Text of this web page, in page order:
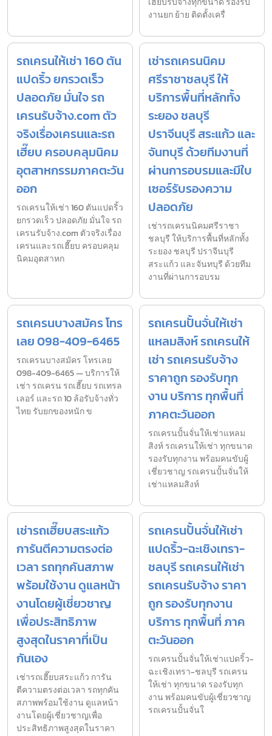
งานยก ย้าย ติดตั้งเครื่
รถเครนให้เช่า 160 ตัน
แปดริ้ว ยกรวดเร็ว
ปลอดภัย มั่นใจ รถ
เครนรับจ้าง.com ตัว
จริงเรื่องเครนและรถ
เฮี๊ยบ ครอบคลุมนิคม
อุตสาหกรรมภาคตะวัน
ออก
รถเครนให้เช่า 160 ตันแปดริ้ว
ยกรวดเร็ว ปลอดภัย มั่นใจ รถ
เครนรับจ้าง.com ตัวจริงเรื่อง
เครนและรถเฮี๊ยบ ครอบคลุม
นิคมอุตสาหก
เช่ารถเครนนิคม
ศรีราชาชลบุรี ให้
บริการพื้นที่หลักทั้ง
ระยอง ชลบุรี
ปราจีนบุรี สระแก้ว และ
จันทบุรี ด้วยทีมงานที่
ผ่านการอบรมและมีใบ
เซอร์รับรองความ
ปลอดภัย
เช่ารถเครนนิคมศรีราชา
ชลบุรี ให้บริการพื้นที่หลักทั้ง
ระยอง ชลบุรี ปราจีนบุรี
สระแก้ว และจันทบุรี ด้วยทีม
งานที่ผ่านการอบรม
รถเครนบางสมัคร โทร
เลย 098-409-6465
รถเครนบางสมัคร โทรเลย
098-409-6465 — บริการให้
เช่า รถเครน รถเฮี๊ยบ รถเทรล
เลอร์ และรถ 10 ล้อรับจ้างทั่ว
ไทย รับยกของหนัก ข
รถเครนปั้นจั่นให้เช่า
แหลมสิงห์ รถเครนให้
เช่า รถเครนรับจ้าง
ราคาถูก รองรับทุก
งาน บริการ ทุกพื้นที่
ภาคตะวันออก
รถเครนปั้นจั่นให้เช่าแหลม
สิงห์ รถเครนให้เช่า ทุกขนาด
รองรับทุกงาน พร้อมคนขับผู้
เชี่ยวชาญ รถเครนปั้นจั่นให้
เช่าแหลมสิงห์
เช่ารถเฮี๊ยบสระแก้ว
การันตีความตรงต่อ
เวลา รถทุกคันสภาพ
พร้อมใช้งาน ดูแลหน้า
งานโดยผู้เชี่ยวชาญ
เพื่อประสิทธิภาพ
สูงสุดในราคาที่เป็น
กันเอง
เช่ารถเฮี๊ยบสระแก้ว การัน
ตีความตรงต่อเวลา รถทุกคัน
สภาพพร้อมใช้งาน ดูแลหน้า
งานโดยผู้เชี่ยวชาญเพื่อ
ประสิทธิภาพสูงสุดในราคา
รถเครนปั้นจั่นให้เช่า
แปดริ้ว-ฉะเชิงเทรา-
ชลบุรี รถเครนให้เช่า
รถเครนรับจ้าง ราคา
ถูก รองรับทุกงาน
บริการ ทุกพื้นที่ ภาค
ตะวันออก
รถเครนปั้นจั่นให้เช่าแปดริ้ว-
ฉะเชิงเทรา-ชลบุรี รถเครน
ให้เช่า ทุกขนาด รองรับทุก
งาน พร้อมคนขับผู้เชี่ยวชาญ
รถเครนปั้นจั่นใ